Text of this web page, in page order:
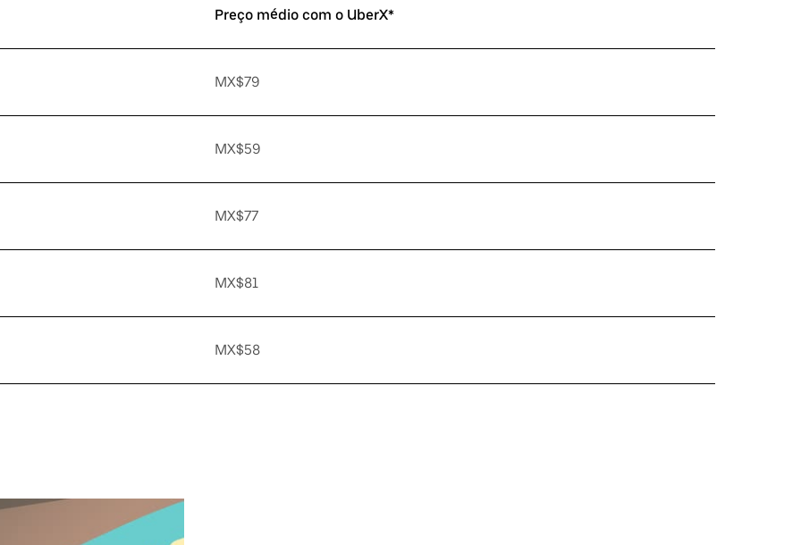
Preço médio com o UberX*
MX$79
MX$59
MX$77
MX$81
MX$58